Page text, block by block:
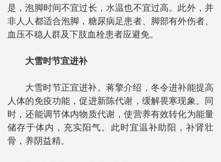
是，泡脚时间不宜过长，水温也不宜过高。此外，并
非人人都适合泡脚，糖尿病足患者、脚部有外伤者、
血压不稳人群及下肢血栓患者应避免。
大雪时节宜进补
大雪时节正宜进补。蒋擎介绍，冬令进补能提高
人体的免疫功能，促进新陈代谢，缓解畏寒现象。同
时，还能调节体内物质代谢，使营养有效转化为能量
储存于体内，充实阳气。此时宜温补助阳，补肾壮
骨，养阴益精。